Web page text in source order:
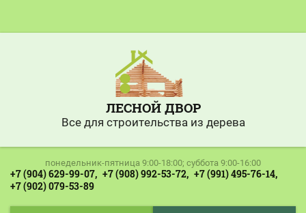
ЛЕСНОЙ ДВОР
Все для строительства из дерева
понедельник-пятница 9:00-18:00; суббота 9:00-16:00
+7 (904) 629-99-07, +7 (908) 992-53-72, +7 (991) 495-76-14,
+7 (902) 079-53-89